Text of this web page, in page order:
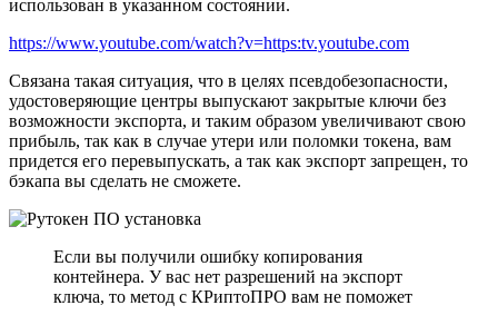
использован в указанном состоянии.
https://www.youtube.com/watch?v=https:tv.youtube.com
Связана такая ситуация, что в целях псевдобезопасности,
удостоверяющие центры выпускают закрытые ключи без
возможности экспорта, и таким образом увеличивают свою
прибыль, так как в случае утери или поломки токена, вам
придется его перевыпускать, а так как экспорт запрещен, то
бэкапа вы сделать не сможете.
Если вы получили ошибку копирования
контейнера. У вас нет разрешений на экспорт
ключа, то метод с КРиптоПРО вам не поможет